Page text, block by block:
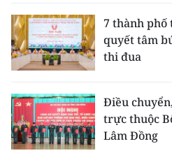
7 thành
quyết tâm
thi đua
Điều
trực thuộc
Lâm Đồng